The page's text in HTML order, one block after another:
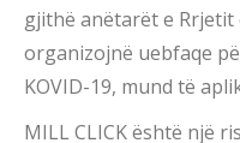
gjithë anëtarët e
organizojnë uebfaqe
KOVID-19, mund të
MILL CLICK është një